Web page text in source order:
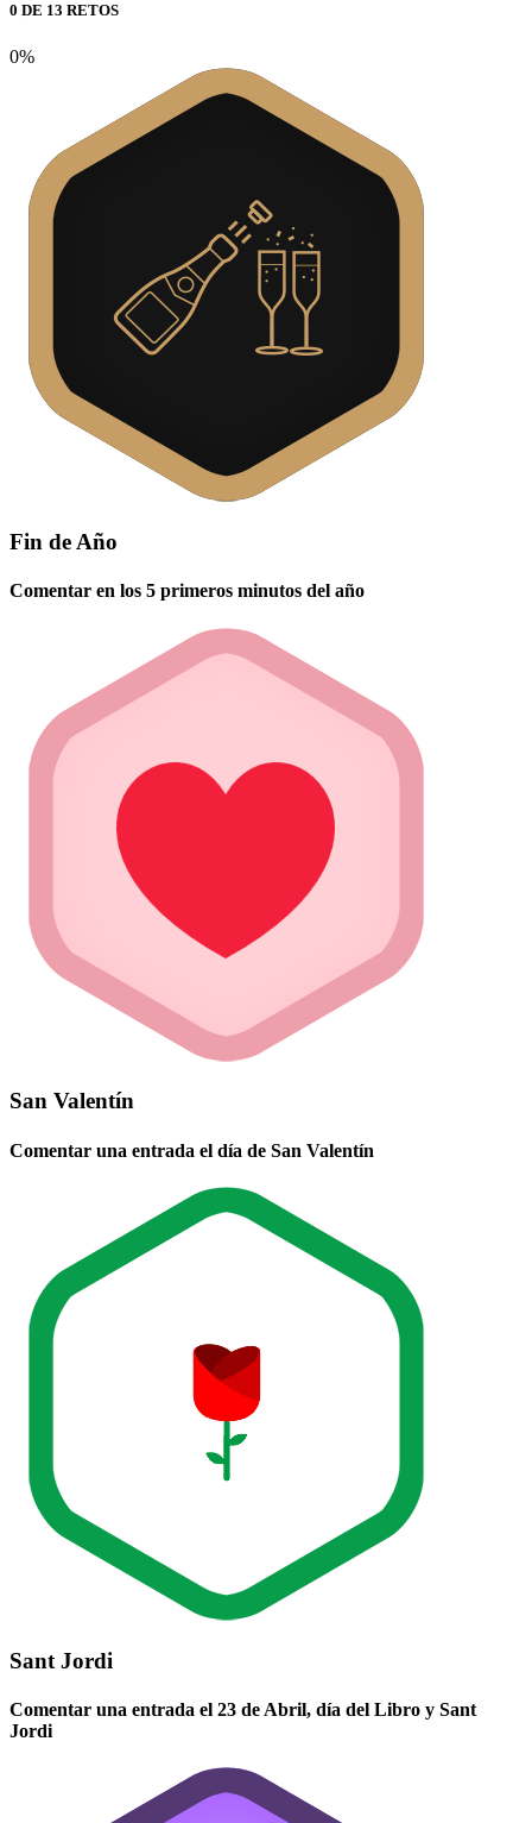
0 DE 13 RETOS
0%
Fin de Año
Comentar en los 5 primeros minutos del año
San Valentín
Comentar una entrada el día de San Valentín
Sant Jordi
Comentar una entrada el 23 de Abril, día del Libro y Sant
Jordi